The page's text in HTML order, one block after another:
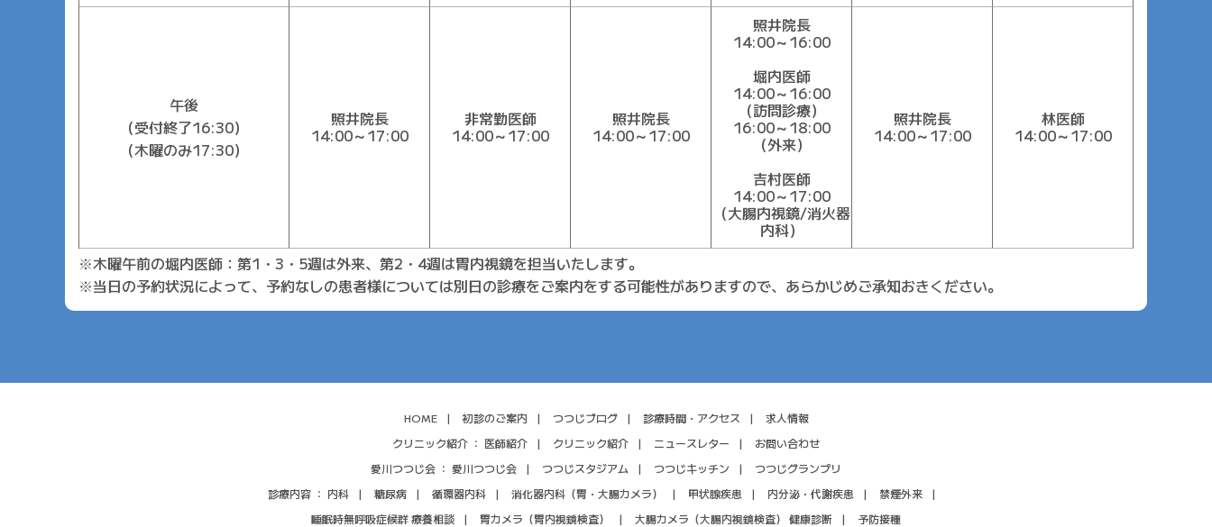
※木曜午前の堀内医師：第1・3・5週は外来、第2・4週は胃内視鏡を担当いたします。
※当日の予約状況によって、予約なしの患者様については別日の診療をご案内をする可能性がありますので、あらかじめご承知おきください。
午後
（受付終了16:30）
（木曜のみ17:30）
照井院長
14:00～17:00
非常勤医師
14:00～17:00
照井院長
14:00～17:00
照井院長
14:00～16:00
堀内医師
14:00～16:00
（訪問診療）
16:00～18:00
（外来）
吉村医師
14:00～17:00
（大腸内視鏡/消火器
内科）
照井院長
14:00～17:00
林医師
14:00～17:00
HOME 初診のご案内 つつじブログ 診療時間・アクセス
求人情報
クリニック紹介 ： 医師紹介 クリニック紹介 ニュースレター
お問い合わせ
愛川つつじ会 ： 愛川つつじ会 つつじスタジアム つつじキッチン
つつじグランプリ
診療内容 ： 内科 糖尿病 循環器内科 消化器内科（胃・大腸カメラ） 甲状腺疾患 内分泌・ 代謝疾患
禁煙外来
睡眠時無呼吸症候群療養相談 胃カメラ （胃内視鏡検査） 大腸カメラ （大腸内視鏡検査） 健康診断 予防接種